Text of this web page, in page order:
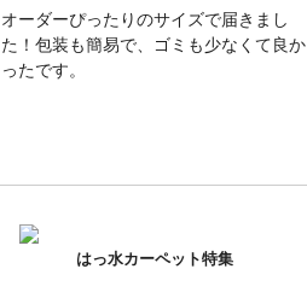
オーダーぴったりのサイズで届きまし
た！包装も簡易で、ゴミも少なくて良か
ったです。
はっ水カーペット特集